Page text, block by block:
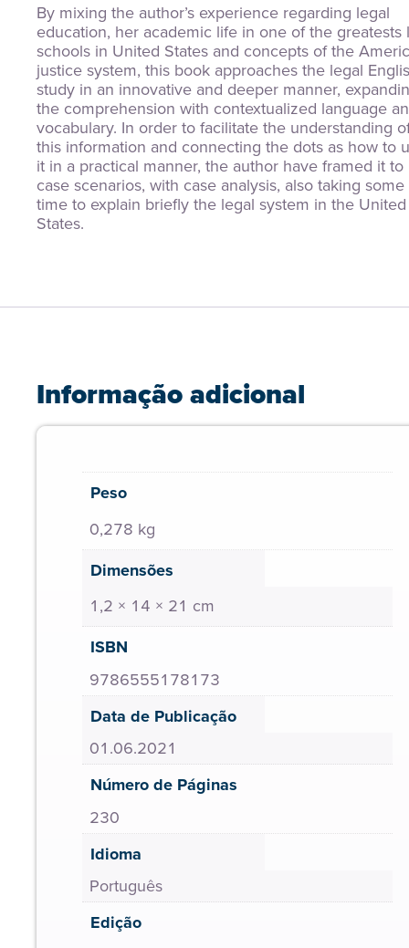
By mixing the author’s experience regarding legal
education, her academic life in one of the greatests
schools in United States and concepts of the
justice system, this book approaches the legal
study in an innovative and deeper manner,
the comprehension with contextualized language
vocabulary. In order to facilitate the understanding
this information and connecting the dots as how to
it in a practical manner, the author have framed it to
case scenarios, with case analysis, also taking some
time to explain briefly the legal system in the United
States.
Informação adicional
Peso
0,278 kg
Dimensões
1,2 × 14 × 21 cm
ISBN
9786555178173
Data de Publicação
01.06.2021
Número de Páginas
230
Idioma
Português
Edição